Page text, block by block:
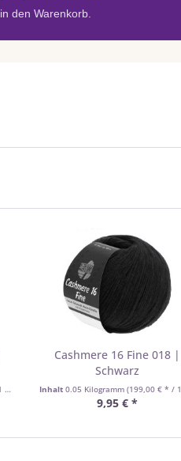
den Warenkorb.
Cashmere 16 Fine 018 |
Schwarz
Inhalt 0.05 Kilogramm (199,00 € * / 1 Kilogramm)
9,95 € *